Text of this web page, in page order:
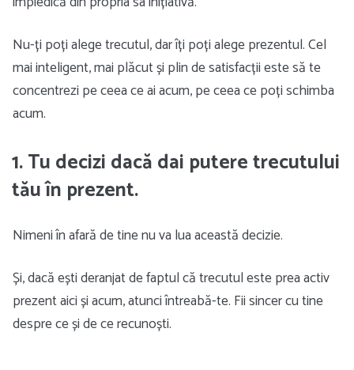
Nu-ți poți alege trecutul, dar îți poți alege prezentul. Cel
mai inteligent, mai plăcut și plin de satisfacții este să te
concentrezi pe ceea ce ai acum, pe ceea ce poți schimba
acum.
1. Tu decizi dacă dai putere trecutului
tău în prezent.
Nimeni în afară de tine nu va lua această decizie.
Și, dacă ești deranjat de faptul că trecutul este prea activ
prezent aici și acum, atunci întreabă-te. Fii sincer cu tine
despre ce și de ce recunoști.